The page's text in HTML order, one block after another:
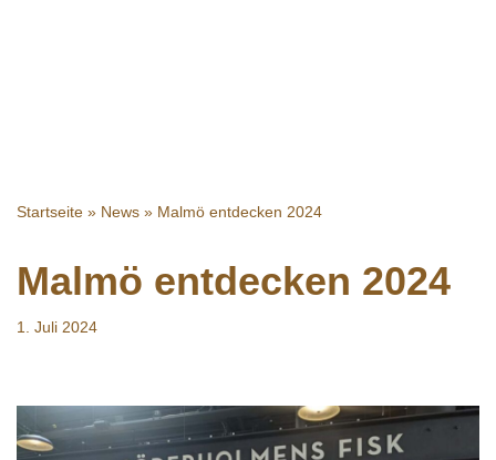
Startseite » News » Malmö entdecken 2024
Malmö entdecken 2024
1. Juli 2024